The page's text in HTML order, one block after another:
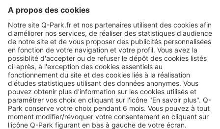
Nos services
Cookies
Copyright
CGV